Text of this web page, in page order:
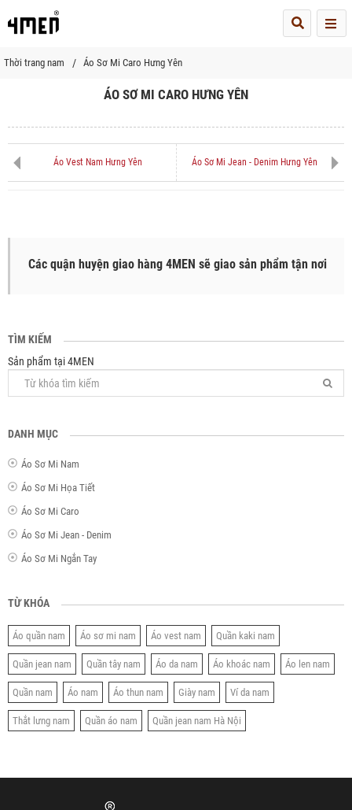
Thời trang nam Áo Sơ Mi Caro Hưng Yên
ÁO SƠ MI CARO HƯNG YÊN
Áo Vest Nam Hưng Yên Áo Sơ Mi Jean - Denim Hưng Yên
Các quận huyện giao hàng 4MEN sẽ giao sản phẩm tận nơi
TÌM KIẾM
Sản phẩm tại 4MEN
DANH MỤC
Áo Sơ Mi Nam
Áo Sơ Mi Họa Tiết
Áo Sơ Mi Caro
Áo Sơ Mi Jean - Denim
Áo Sơ Mi Ngắn Tay
TỪ KHÓA
Áo quần nam Áo sơ mi nam Áo vest nam Quần kaki nam
Quần jean nam Quần tây nam Áo da nam Áo khoác nam Áo len nam
Quần nam Áo nam Áo thun nam Giày nam Ví da nam
Thắt lưng nam Quần áo nam Quần jean nam Hà Nội